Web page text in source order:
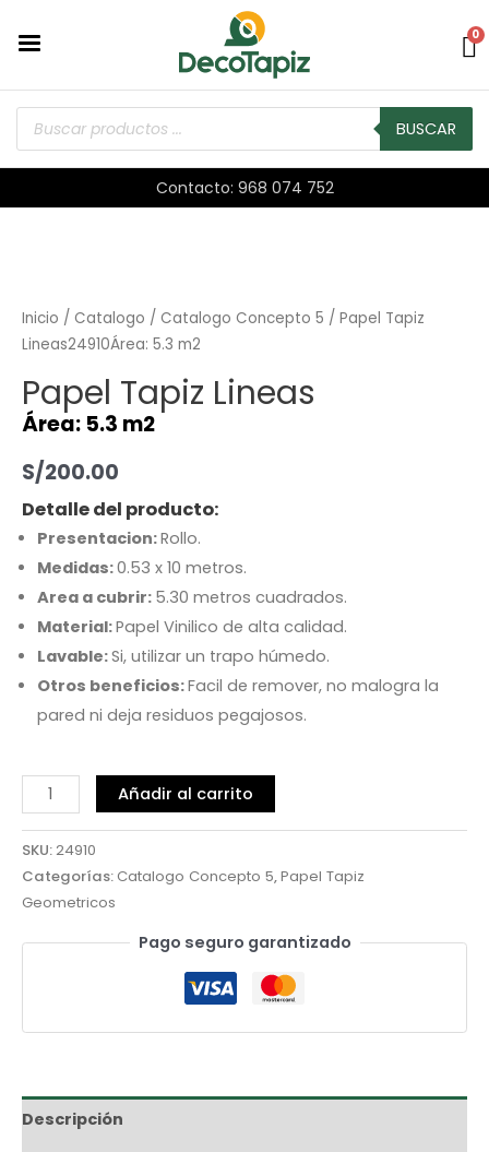
0
BUSCAR
Contacto: 968 074 752
Inicio / Catalogo / Catalogo Concepto 5 / Papel Tapiz
Lineas24910Área: 5.3 m2
Papel Tapiz Lineas
Área: 5.3 m2
S/200.00
Detalle del producto:
Presentacion:Rollo.
Medidas:0.53 x 10 metros.
Area a cubrir: 5.30 metros cuadrados.
Material:Papel Vinilico de alta calidad.
Lavable:Si, utilizar un trapo húmedo.
Otros beneficios:Facil de remover, no malogra la
pared ni deja residuos pegajosos.
Añadir al carrito
SKU:24910
Categorías:Catalogo Concepto 5,Papel Tapiz
Geometricos
Pago seguro garantizado
Descripción